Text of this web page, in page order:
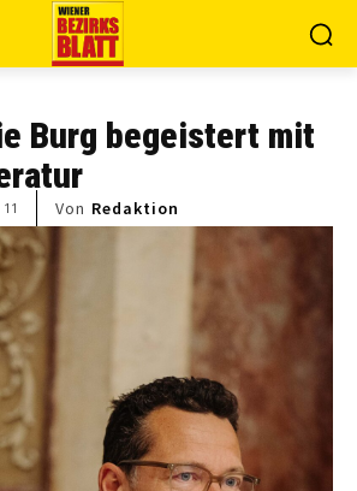
Burg begeistert mit
11 Von Redaktion